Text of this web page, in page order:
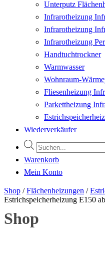
Unterputz
Infrarotheizung
Infrarotheizung
Infrarotheizung
Handtuchtrockner
Warmwasser
Wohnraum-
Fliesenheizung
Parkettheizung
Wiederverkäufer
Products
search
Warenkorb
Mein Konto
Shop /Flächenheizungen /
Estrichspeicherheizung E150
Shop